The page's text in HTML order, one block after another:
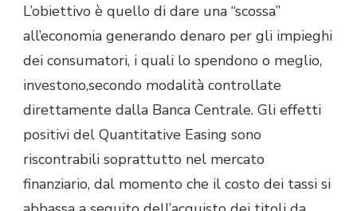
L’obiettivo è quello di dare una “scossa”
all’economia generando denaro per gli impieghi
dei consumatori, i quali lo spendono o meglio,
investono,secondo modalità controllate
direttamente dalla Banca Centrale. Gli effetti
positivi del Quantitative Easing sono
riscontrabili soprattutto nel mercato
finanziario, dal momento che il costo dei tassi si